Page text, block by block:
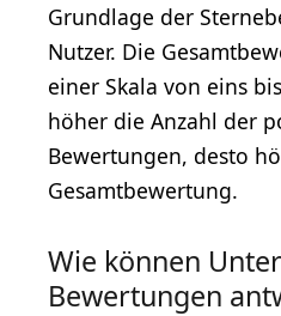
Grundlage der
Nutzer. Die
einer Skala von eins
höher die Anzahl der
Bewertungen, desto
Gesamtbewertung.
Wie können
Bewertungen